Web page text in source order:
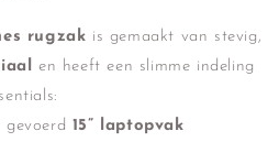
rugzak is gemaakt van stevig,
en heeft een slimme indeling
gevoerd 15” laptopvak